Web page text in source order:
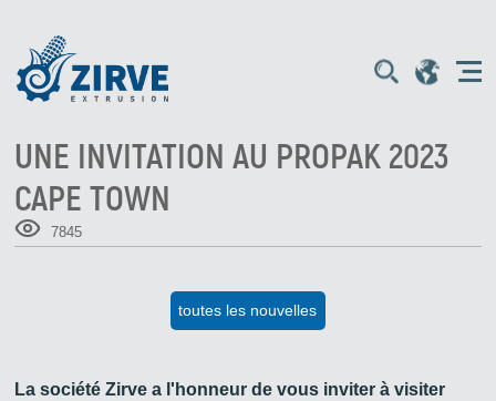
UNE INVITATION AU PROPAK 2023
CAPE TOWN
7845
toutes les nouvelles
La société Zirve a l'honneur de vous inviter à visiter